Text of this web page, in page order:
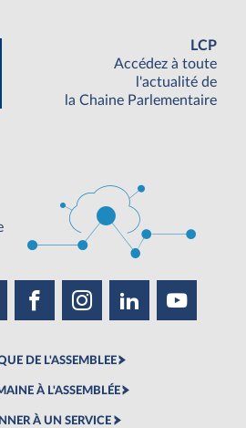
LCP
Accédez à toute
l'actualité de
la Chaine Parlementaire
DE L'ASSEMBLEE
À L'ASSEMBLÉE
À UN SERVICE